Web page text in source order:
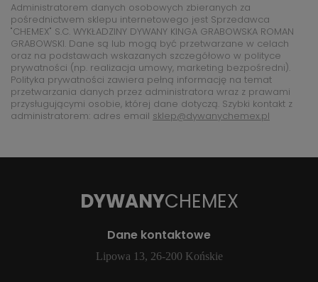
Administratorem danych osobowych zbieranych za
pośrednictwem sklepu internetowego jest Sprzedawca
"CHEMEX" S.C. WYKŁADZINY DYWANY KINGA GRABOWSKA ROMAN
GRABOWSKI. Dane są lub mogą być przetwarzane w celach
oraz na podstawach wskazanych szczegółowo w polityce
prywatności (np. realizacja umowy, marketing bezpośredni).
Polityka prywatności zawiera pełną informację na temat
przetwarzania danych przez administratora wraz z prawami
przysługującymi osobie, której dane dotyczą. Szybki kontakt z
administratorem: adres email sklep@dywanychemex.pl
DYWANYCHEMEX
Dane kontaktowe
Lipowa 13, 26-200 Końskie